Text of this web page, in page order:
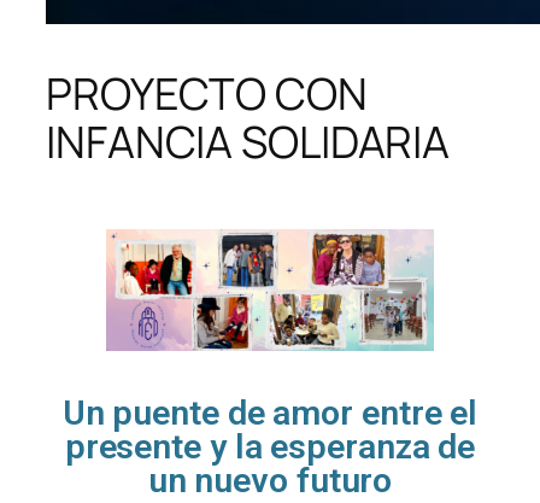
PROYECTO CON
INFANCIA SOLIDARIA
Un puente de amor entre el
presente y la esperanza de
un nuevo futuro